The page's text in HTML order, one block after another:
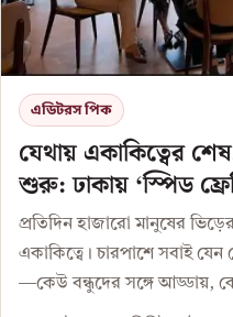
এডিটরস পিক
যেথায় একাকিত্বের
শুরু: ঢাকায় ‘স্পিড
প্রতিদিন হাজারো মানুষের
একাকিত্বে। চারপাশে সবাই
—কেউ বন্ধুদের সঙ্গে আড্ডায়,